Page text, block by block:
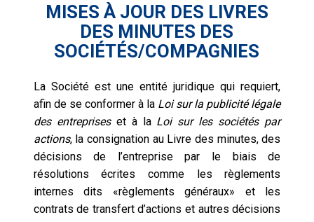
MISES À JOUR DES LIVRES
DES MINUTES DES
SOCIÉTÉS/COMPAGNIES
La Société est une entité juridique qui requiert,
afin de se conformer à la Loi sur la publicité légale
des entrepriseset à la Loi sur les sociétés par
actions, la consignation au Livre des minutes, des
décisions de l’entreprise par le biais de
résolutions écrites comme les règlements
internes dits «règlements généraux» et les
contrats de transfert d’actions et autres décisions